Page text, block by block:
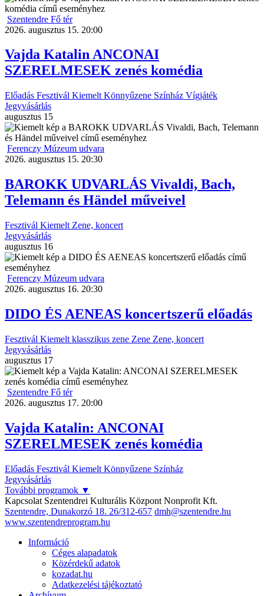
Szentendre Fő tér
2026. augusztus 15. 20:00
Vajda Katalin ANCONAI
SZERELMESEK zenés komédia
Előadás Fesztivál Kiemelt Könnyűzene Színház Vígjáték
Jegyvásárlás
augusztus 15
Ferenczy Múzeum udvara
2026. augusztus 15. 20:30
BAROKK UDVARLÁS Vivaldi, Bach,
Telemann és Händel műveivel
Fesztivál Kiemelt Zene, koncert
Jegyvásárlás
augusztus 16
Ferenczy Múzeum udvara
2026. augusztus 16. 20:30
DIDO ÉS AENEAS koncertszerű előadás
Fesztivál Kiemelt klasszikus zene Zene Zene, koncert
Jegyvásárlás
augusztus 17
Szentendre Fő tér
2026. augusztus 17. 20:00
Vajda Katalin: ANCONAI
SZERELMESEK zenés komédia
Előadás Fesztivál Kiemelt Könnyűzene Színház
Jegyvásárlás
További programok ▼
Kapcsolat Szentendrei Kulturális Központ Nonprofit Kft.
Szentendre, Dunakorzó 18. 26/312-657 dmh@szentendre.hu
www.szentendreprogram.hu
Információ
Céges alapadatok
Közérdekű adatok
kozadat.hu
Adatkezelési tájékoztató